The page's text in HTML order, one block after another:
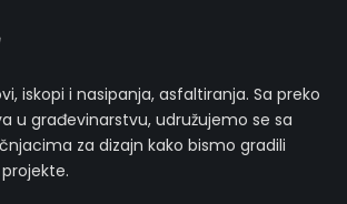
iskopi i nasipanja, asfaltiranja. Sa preko
u građevinarstvu, udružujemo se sa
za dizajn kako bismo gradili